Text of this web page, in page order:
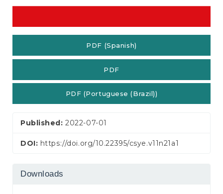
PDF (Spanish)
PDF
PDF (Portuguese (Brazil))
Published:2022-07-01
DOI: https://doi.org/10.22395/csye.v11n21a1
Downloads